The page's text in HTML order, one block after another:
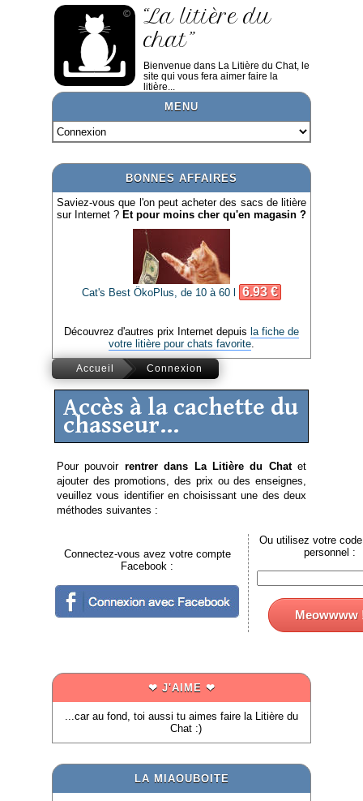
“La litière du
chat”
Bienvenue dans La Litière du Chat, le
site qui vous fera aimer faire la
litière...
MENU
BONNES AFFAIRES
Saviez-vous que l'on peut acheter des sacs de litière
sur Internet ? Et pour moins cher qu'en magasin ?
Cat's Best ÖkoPlus, de 10 à 60 l 6.93 €
Découvrez d'autres prix Internet depuis la fiche de
votre litière pour chats favorite.
Accueil Connexion
Accès à la cachette du
chasseur...
Pour pouvoir rentrer dans La Litière du Chatet
ajouter des promotions, des prix ou des enseignes,
veuillez vous identifier en choisissant une des deux
méthodes suivantes :
Connectez-vous avez votre compte
Facebook :
Ou utilisez votre
personnel :
Meowwww
❤ J'AIME ❤
...car au fond, toi aussi tu aimes faire la Litière du
Chat :)
LA MIAOUBOITE